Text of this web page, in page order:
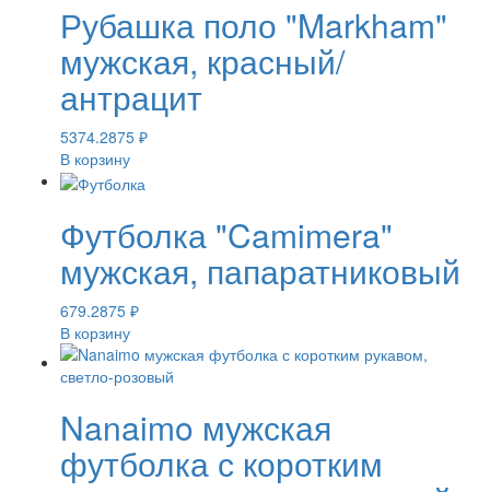
Рубашка поло "Markham"
мужская, красный/
антрацит
5374.2875 ₽
В корзину
Футболка "Camimera"
мужская, папаратниковый
679.2875 ₽
В корзину
Nanaimo мужская
футболка с коротким